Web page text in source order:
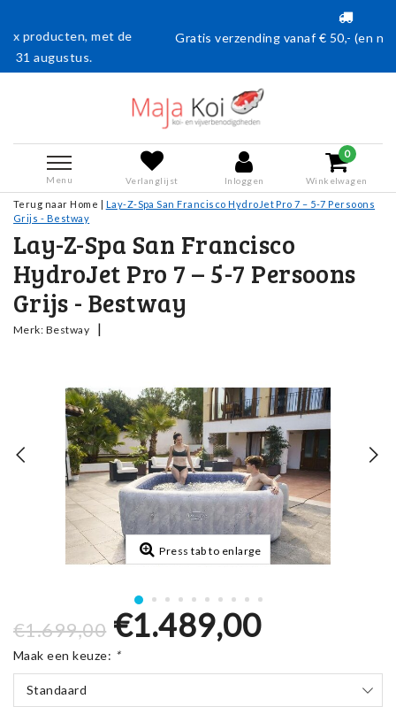
de Gratis verzending vanaf € 50,- (en naar België vanaf
Menu Verlanglijst Inloggen
0
Winkelwagen
Terug naar Home | Lay-Z-Spa San Francisco HydroJet Pro 7 – 5-7 Persoons
Grijs - Bestway
Lay-Z-Spa San Francisco
HydroJet Pro 7 – 5-7 Persoons
Grijs - Bestway
Merk: Bestway |
Press tab to enlarge
€1.699,00 €1.489,00
Maak een keuze: *
Standaard